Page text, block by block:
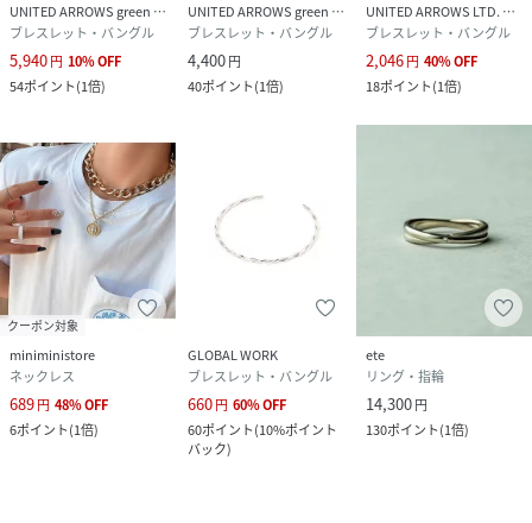
UNITED ARROWS green label relaxing
ブレスレット・バングル
5,940円 10%OFF
54ポイント(1倍)
UNITED ARROWS green label relaxing
ブレスレット・バングル
4,400円
40ポイント(1倍)
UNITED ARROWS LTD. OUTLET
ブレスレット・バングル
2,046円 40%OFF
18ポイント(1倍)
クーポン対象
miniministore
ネックレス
689円 48%OFF
6ポイント(1倍)
GLOBAL WORK
ブレスレット・バングル
660円 60%OFF
60ポイント(10%ポイント
バック)
ete
リング・指輪
14,300円
130ポイント(1倍)